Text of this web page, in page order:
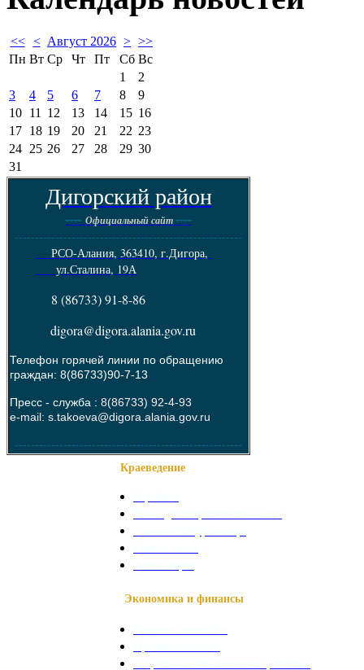
<< < Август 2026 > >>
Пн Вт Ср Чт Пт Сб Вс
1
2
3
4 5 6 7 8
9
10 11 12 13 14 15 16
17 18 19 20 21 22 23
24 25 26 27 28 29 30
31
Дигорский район
---- Официальный сайт----
--------------------------------------------------------
РСО-Алания, 363410, г.Дигора,
ул.Сталина, 19А
8 (86733) 91-8-86
digora@digora.alania.gov.ru
Телефон горячей линии по обращению
граждан: 8(86733)90-7-13
Пресс - служба : 8(86733) 92-4-93
e-mail: s.takoeva@digora.alania.gov.ru
--------------------------------------------------------
Краеведение
Экономика и финансы